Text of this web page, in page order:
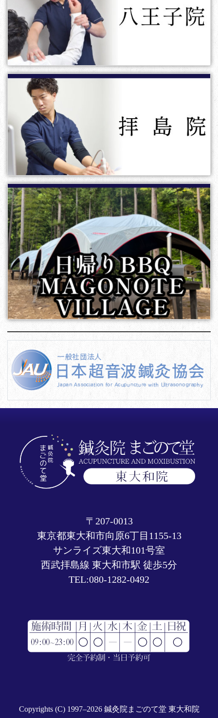
〒207-0013
東京都東大和市向原6丁目1155-13
サンライズ東大和101号室
西武拝島線 東大和市駅 徒歩5分
TEL:080-1282-0492
Copyrights (C) 1997–2026 鍼灸院まごのて堂 東大和院